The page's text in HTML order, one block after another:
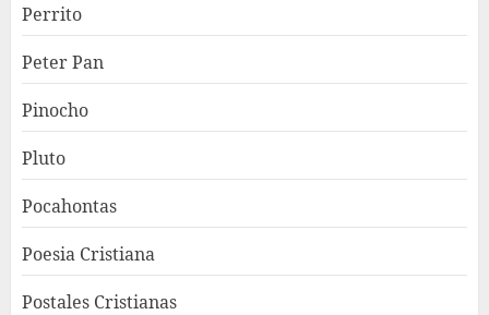
Perrito
Peter Pan
Pinocho
Pluto
Pocahontas
Poesia Cristiana
Postales Cristianas